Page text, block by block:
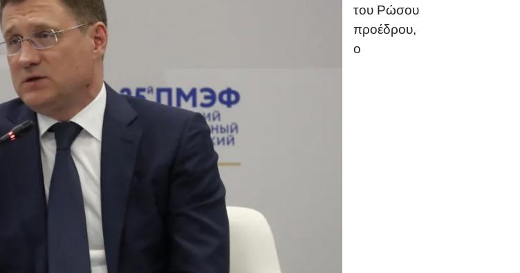
του Ρώσου
προέδρου,
ο